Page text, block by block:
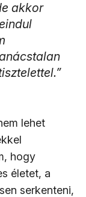
akkor
lehet
hogy
életet, a
serkenteni,